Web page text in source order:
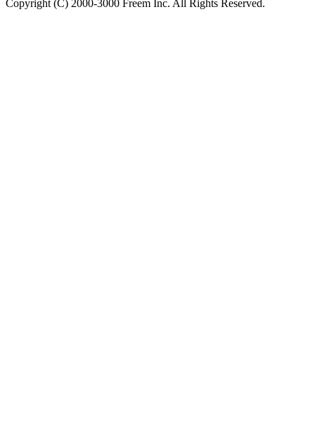
Copyright (C) 2000-3000 Freem Inc. All Rights Reserved.